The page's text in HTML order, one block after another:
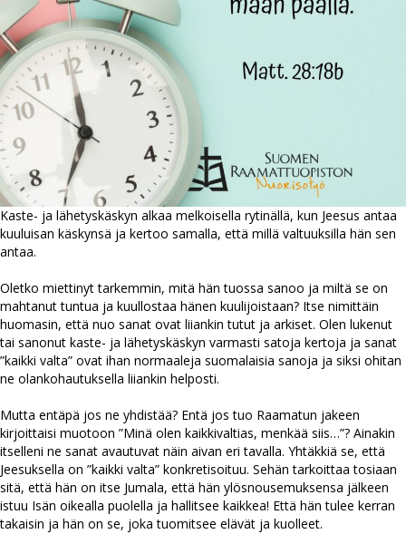
Kaste- ja lähetyskäskyn alkaa melkoisella rytinällä, kun Jeesus antaa
kuuluisan käskynsä ja kertoo samalla, että millä valtuuksilla hän sen
antaa.
Oletko miettinyt tarkemmin, mitä hän tuossa sanoo ja miltä se on
mahtanut tuntua ja kuullostaa hänen kuulijoistaan? Itse nimittäin
huomasin, että nuo sanat ovat liiankin tutut ja arkiset. Olen lukenut
tai sanonut kaste- ja lähetyskäskyn varmasti satoja kertoja ja sanat
”kaikki valta” ovat ihan normaaleja suomalaisia sanoja ja siksi ohitan
ne olankohautuksella liiankin helposti.
Mutta entäpä jos ne yhdistää? Entä jos tuo Raamatun jakeen
kirjoittaisi muotoon ”Minä olen kaikkivaltias, menkää siis…”? Ainakin
itselleni ne sanat avautuvat näin aivan eri tavalla. Yhtäkkiä se, että
Jeesuksella on ”kaikki valta” konkretisoituu. Sehän tarkoittaa tosiaan
sitä, että hän on itse Jumala, että hän ylösnousemuksensa jälkeen
istuu Isän oikealla puolella ja hallitsee kaikkea! Että hän tulee kerran
takaisin ja hän on se, joka tuomitsee elävät ja kuolleet.